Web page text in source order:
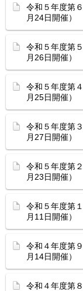
令和５年度第
月24日開催）
令和５年度第
月26日開催）
令和５年度第
月25日開催）
令和５年度第
月27日開催）
令和５年度第
月23日開催）
令和５年度第
月11日開催）
令和４年度第
月14日開催）
令和４年度第